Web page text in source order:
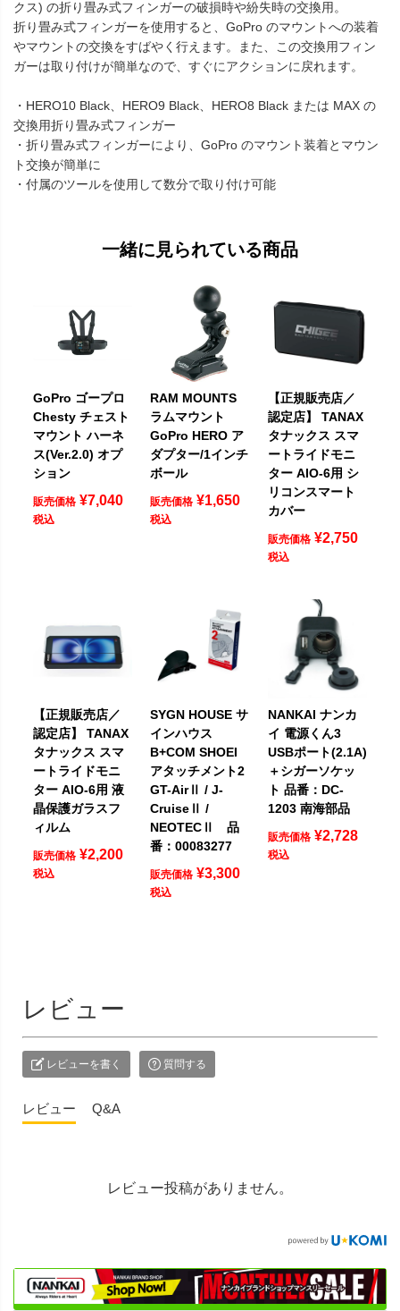
クス) の折り畳み式フィンガーの破損時や紛失時の交換用。
折り畳み式フィンガーを使用すると、GoPro のマウントへの装着
やマウントの交換をすばやく行えます。また、この交換用フィン
ガーは取り付けが簡単なので、すぐにアクションに戻れます。
・HERO10 Black、HERO9 Black、HERO8 Black または MAX の
交換用折り畳み式フィンガー
・折り畳み式フィンガーにより、GoPro のマウント装着とマウン
ト交換が簡単に
・付属のツールを使用して数分で取り付け可能
一緒に見られている商品
GoPro ゴープロ
Chesty チェスト
マウント ハーネ
ス(Ver.2.0) オプ
ション
販売価格 ¥7,040
税込
RAM MOUNTS
ラムマウント
GoPro HERO ア
ダプター/1インチ
ボール
販売価格 ¥1,650
税込
【正規販売店／
認定店】 TANAX
タナックス スマ
ートライドモニ
ター AIO-6用 シ
リコンスマート
カバー
販売価格 ¥2,750
税込
【正規販売店／
認定店】 TANAX
タナックス スマ
ートライドモニ
ター AIO-6用 液
晶保護ガラスフ
ィルム
販売価格 ¥2,200
税込
SYGN HOUSE サ
インハウス
B+COM SHOEI
アタッチメント2
GT-AirⅡ / J-
CruiseⅡ /
NEOTECⅡ 品
番：00083277
販売価格 ¥3,300
税込
NANKAI ナンカ
イ 電源くん3
USBポート(2.1A)
＋シガーソケッ
ト 品番：DC-
1203 南海部品
販売価格 ¥2,728
税込
レビュー
レビューを書く 質問する
レビュー Q&A
レビュー投稿がありません。